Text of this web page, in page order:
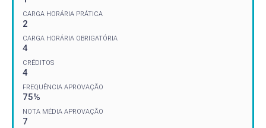
CARGA HORÁRIA PRÁTICA
2
CARGA HORÁRIA OBRIGATÓRIA
4
CRÉDITOS
4
FREQUÊNCIA APROVAÇÃO
75%
NOTA MÉDIA APROVAÇÃO
7